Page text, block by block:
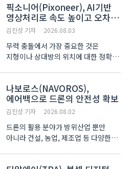
이어갔다. 서울 코엑스(COEX)
전관에서 5일 개막한 전시는 건설·건축
산업의 최신 기술과 소재, 디자인
트렌드를..
픽소니어(Pixoneer), AI기반
영상처리로 속도 높이고 오차는
줄인다
김진성 기자 2026.08.03
무력 충돌에서 가장 중요한 것은
지형이나 상대방의 위치에 대한 정확한
개발됐다. 픽소니어(Pixoneer)는
지난달 30일부터 8월 1일까지 서울
aT센터에서 열린 제9..
나보로스(NAVOROS),
에어백으로 드론의 안전성 확보
김진성 기자 2026.08.02
드론의 활용 분야가 방위산업 뿐만
아니라 건설, 농업, 제조업 등 다양한